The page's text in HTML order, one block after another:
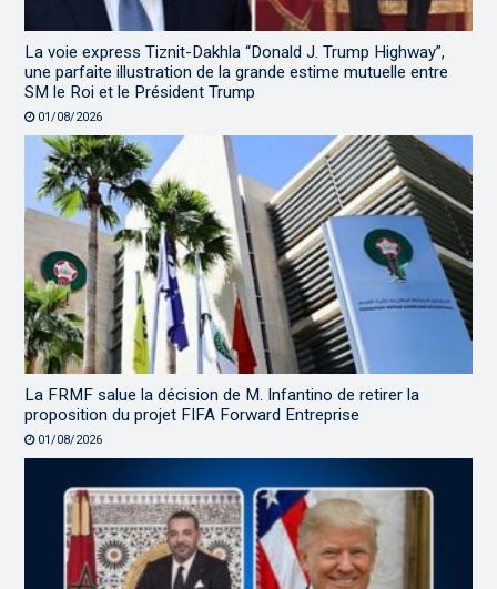
La voie express Tiznit-Dakhla “Donald J. Trump Highway”,
une parfaite illustration de la grande estime mutuelle entre
SM le Roi et le Président Trump
01/08/2026
La FRMF salue la décision de M. Infantino de retirer la
proposition du projet FIFA Forward Entreprise
01/08/2026